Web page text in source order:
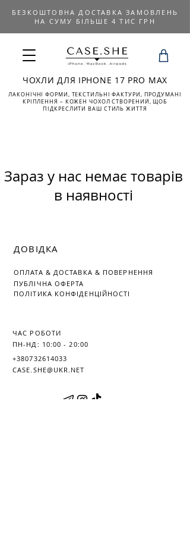
БЕЗКОШТОВНА ДОСТАВКА ЗАМОВЛЕНЬ
НА СУМУ БІЛЬШЕ 4 ТИС ГРН
ЧОХЛИ ДЛЯ IPHONE 17 PRO MAX
ЛАКОНІЧНІ ФОРМИ, ТЕКСТИЛЬНІ ФАКТУРИ, ПРОДУМАНІ
КРІПЛЕННЯ – КОЖЕН ЧОХОЛ СТВОРЕНИЙ, ЩОБ
ПІДКРЕСЛИТИ ВАШ СТИЛЬ ЖИТТЯ
Зараз у нас немає товарів
в наявності
ДОВІДКА
ОПЛАТА & ДОСТАВКА & ПОВЕРНЕННЯ
ПУБЛІЧНА ОФЕРТА
ПОЛІТИКА КОНФІДЕНЦІЙНОСТІ
ЧАС РОБОТИ
ПН-НД: 10:00 - 20:00
+380732614033
CASE.SHE@UKR.NET